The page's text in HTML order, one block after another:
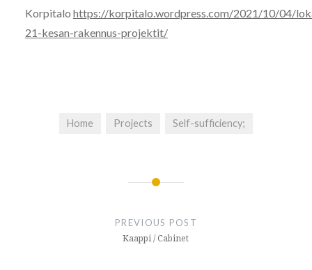
Korpitalo https://korpitalo.wordpress.com/2021/10/04/
21-kesan-rakennus-projektit/
Home Projects Self-sufficiency;
PREVIOUS POST
Kaappi / Cabinet